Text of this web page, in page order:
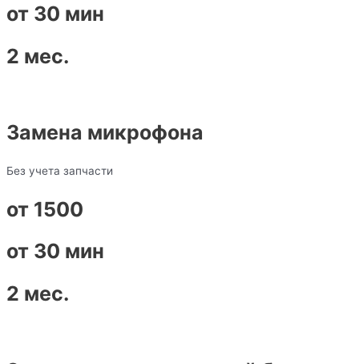
от 30 мин
2 мес.
Замена микрофона
Без учета запчасти
от 1500
от 30 мин
2 мес.